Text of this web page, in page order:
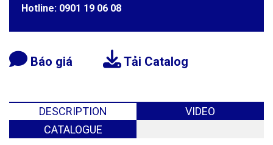
Hotline: 0901 19 06 08
Báo giá Tải Catalog
DESCRIPTION
VIDEO
CATALOGUE